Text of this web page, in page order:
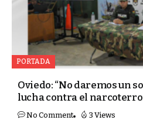
PORTADA
Oviedo: “No daremos un
lucha contra el
No Comment 3 Views